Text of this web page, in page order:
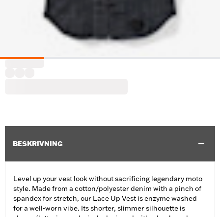
BESKRIVNING
Level up your vest look without sacrificing legendary moto
style. Made from a cotton/polyester denim with a pinch of
spandex for stretch, our Lace Up Vest is enzyme washed
for a well-worn vibe. Its shorter, slimmer silhouette is